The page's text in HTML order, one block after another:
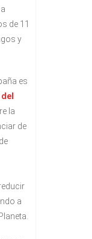
de 11
y
es
la
de
a